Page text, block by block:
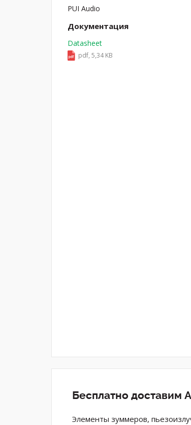
PUI Audio
Документация
Datasheet
pdf, 5,34 KB
Бесплатно доставим
Элементы зуммеров,